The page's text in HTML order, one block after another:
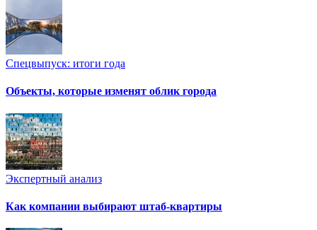
Спецвыпуск: итоги года
Объекты, которые изменят облик города
Экспертный анализ
Как компании выбирают штаб-квартиры